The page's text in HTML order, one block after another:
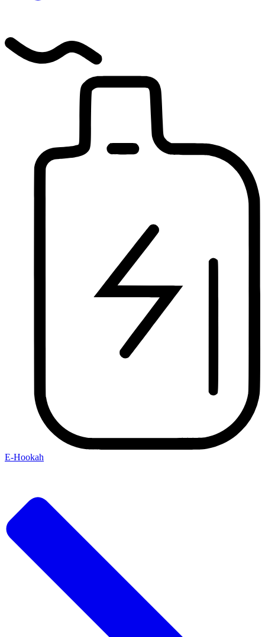
E-Hookah